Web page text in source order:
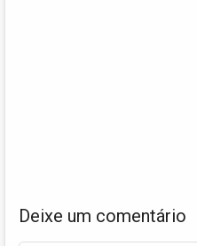
Deixe um comentário